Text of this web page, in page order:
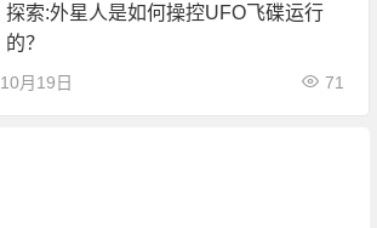
探索:外星人是如何操控UFO飞碟运行
的？
10月19日 71